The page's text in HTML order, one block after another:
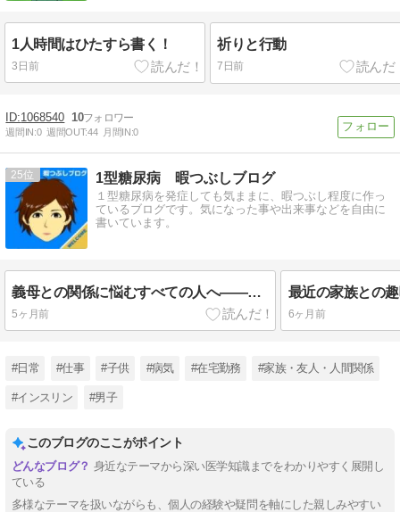
1人時間はひたすら書く！
3日前
祈りと行動
7日前
1068540 10
週間IN:0 週間OUT:44 月間IN:0
25 1型糖尿病 暇つぶしブログ
１型糖尿病を発症しても気ままに、暇つぶし程度に作っ
ているブログです。気になった事や出来事などを自由に
書いています。
義母との関係に悩むすべての人へ――私の体験談
5ヶ月前
最近の家族との
6ヶ月前
#日常 #仕事 #子供 #病気 #在宅勤務 #家族・友人・人間関係
#インスリン #男子
このブログのここがポイント
身近なテーマから深い医学知識までをわかりやすく展開し
ている
多様なテーマを扱いながらも、個人の経験や疑問を軸にした親しみやすい